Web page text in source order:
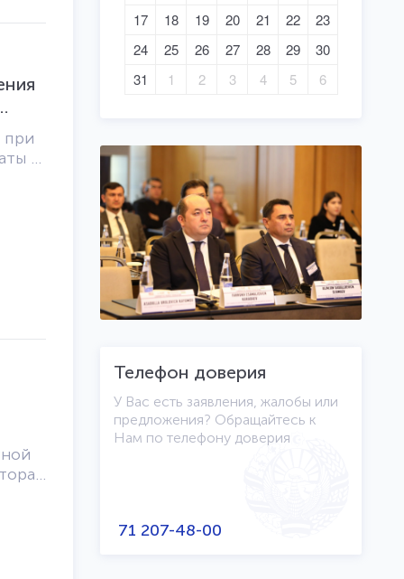
при
в
of
17
18 19 20 21 22
23
24
25 26 27 28 29
30
31
1 2 3 4 5 6
Телефон доверия
У Вас есть заявления, жалобы или
предложения? Обращайтесь к
Нам по телефону доверия
71 207-48-00